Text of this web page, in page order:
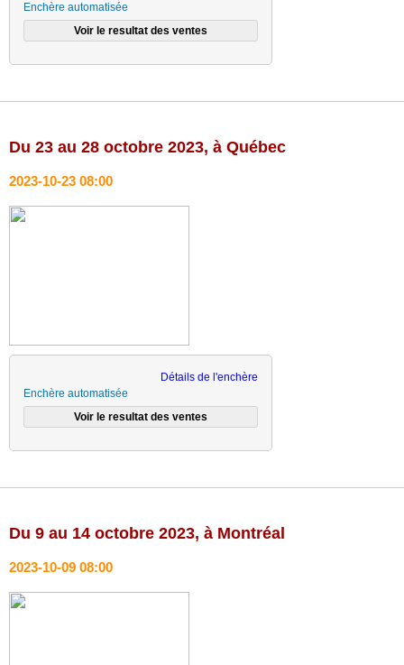
Enchère automatisée
Du 23 au 28 octobre 2023, à Québec
2023-10-23 08:00
Détails de l'enchère
Enchère automatisée
Du 9 au 14 octobre 2023, à Montréal
2023-10-09 08:00